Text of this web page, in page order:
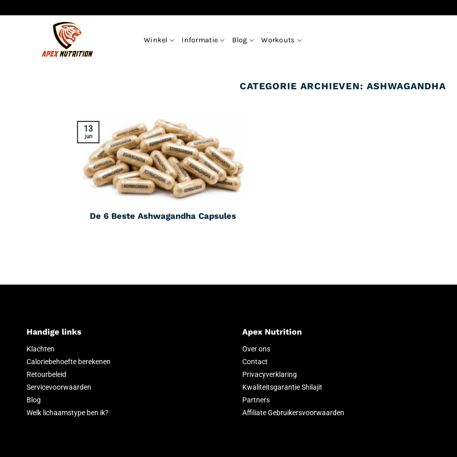
naar
Winkel Informatie Blog Workouts
CATEGORIE ARCHIEVEN:ASHWAGANDHA
De 6 Beste Ashwagandha Capsules
13
jun
Handige links
Klachten
Caloriebehoefte berekenen
Retourbeleid
Servicevoorwaarden
Blog
Welk lichaamstype ben ik?
Apex Nutrition
Over ons
Contact
Privacyverklaring
Kwaliteitsgarantie Shilajit
Partners
Affiliate Gebruikersvoorwaarden